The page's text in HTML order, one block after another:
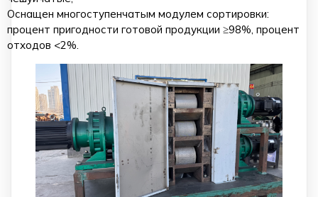
Оснащен многоступенчатым модулем сортировки:
процент пригодности готовой продукции ≥98%, процент
отходов <2%.